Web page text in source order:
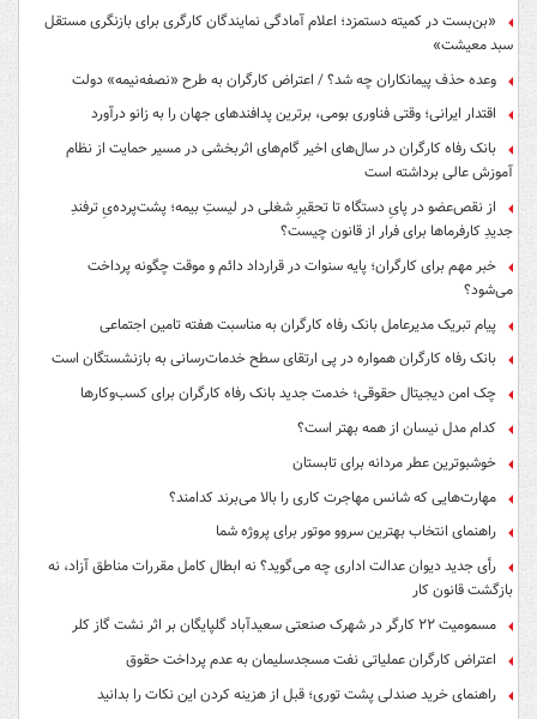
«بن‌بست در کمیته دستمزد؛ اعلام آمادگی نمایندگان کارگری برای بازنگری مستقل
سبد معیشت»
وعده حذف پیمانکاران چه شد؟ / اعتراض کارگران به طرح «نصفه‌نیمه» دولت
اقتدار ایرانی؛ وقتی فناوری بومی، برترین پدافندهای جهان را به زانو درآورد
بانک رفاه کارگران در سال‌های اخیر گام‌های اثربخشی در مسیر حمایت از نظام
آموزش عالی برداشته است
از نقص‌عضو در پایِ دستگاه تا تحقیرِ شغلی در لیستِ بیمه؛ پشت‌پرده‌یِ ترفندِ
جدیدِ کارفرماها برای فرار از قانون چیست؟
خبر مهم برای کارگران؛ پایه سنوات در قرارداد دائم و موقت چگونه پرداخت
می‌شود؟
پیام تبریک مدیرعامل بانک رفاه کارگران به مناسبت هفته تامین اجتماعی
بانک رفاه کارگران همواره در پی ارتقای سطح خدمات‌رسانی به بازنشستگان است
چک امن دیجیتال حقوقی؛ خدمت جدید بانک رفاه کارگران برای کسب‌وکارها
کدام مدل نیسان از همه بهتر است؟
خوشبوترین عطر مردانه برای تابستان
مهارت‌هایی که شانس مهاجرت کاری را بالا می‌برند کدامند؟
راهنمای انتخاب بهترین سروو موتور برای پروژه شما
رأی جدید دیوان عدالت اداری چه می‌گوید؟ نه ابطال کامل مقررات مناطق آزاد، نه
بازگشت قانون کار
مسمومیت ۲۲ کارگر در شهرک صنعتی سعیدآباد گلپایگان بر اثر نشت گاز کلر
اعتراض کارگران عملیاتی نفت مسجدسلیمان به عدم پرداخت حقوق
راهنمای خرید صندلی پشت توری؛ قبل از هزینه کردن این نکات را بدانید